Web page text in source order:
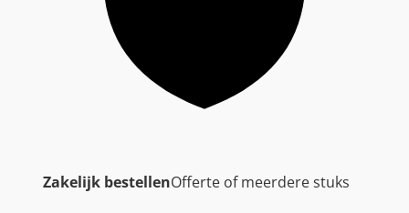
Zakelijk bestellenOfferte of meerdere stuks